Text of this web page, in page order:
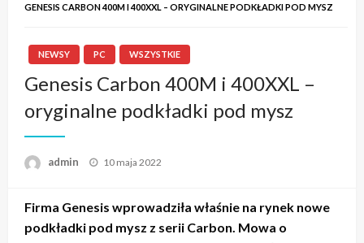
GENESIS CARBON 400M I 400XXL – ORYGINALNE PODKŁADKI POD MYSZ
NEWSY PC WSZYSTKIE
Genesis Carbon 400M i 400XXL –
oryginalne podkładki pod mysz
admin Napisano
10 maja 2022
Firma Genesis wprowadziła właśnie na rynek nowe
podkładki pod mysz z serii Carbon. Mowa o